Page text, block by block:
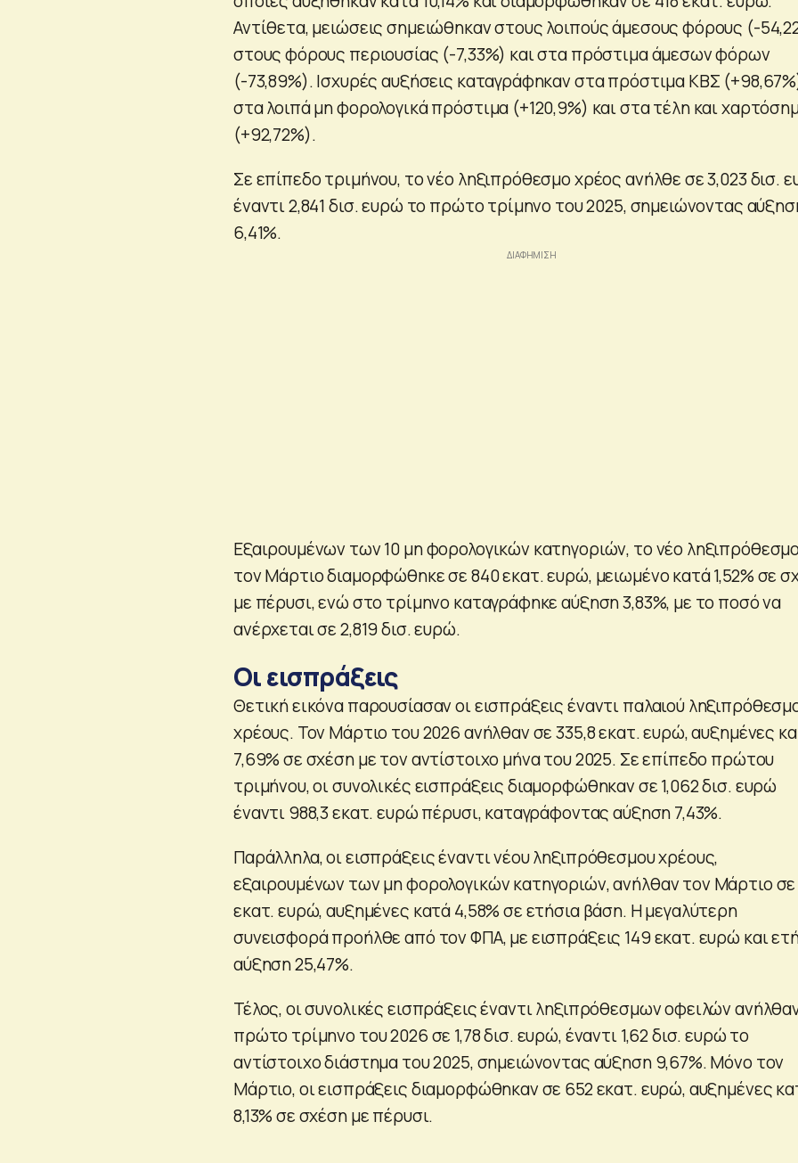
Αντίθετα, μειώσεις σημειώθηκαν στους λοιπούς άμεσους φόρους (-
στους φόρους περιουσίας (-7,33%) και στα πρόστιμα άμεσων φόρων
(-73,89%). Ισχυρές αυξήσεις καταγράφηκαν στα πρόστιμα ΚΒΣ
στα λοιπά μη φορολογικά πρόστιμα (+120,9%) και στα τέλη και
(+92,72%).
Σε επίπεδο τριμήνου, το νέο ληξιπρόθεσμο χρέος ανήλθε σε 3,023 δισ.
έναντι 2,841 δισ. ευρώ το πρώτο τρίμηνο του 2025, σημειώνοντας
6,41%.
Εξαιρουμένων των 10 μη φορολογικών κατηγοριών, το νέο
τον Μάρτιο διαμορφώθηκε σε 840 εκατ. ευρώ, μειωμένο κατά 1,52% σε
με πέρυσι, ενώ στο τρίμηνο καταγράφηκε αύξηση 3,83%, με το ποσό να
ανέρχεται σε 2,819 δισ. ευρώ.
Οι εισπράξεις
Θετική εικόνα παρουσίασαν οι εισπράξεις έναντι παλαιού
χρέους. Τον Μάρτιο του 2026 ανήλθαν σε 335,8 εκατ. ευρώ, αυξημένες
7,69% σε σχέση με τον αντίστοιχο μήνα του 2025. Σε επίπεδο πρώτου
τριμήνου, οι συνολικές εισπράξεις διαμορφώθηκαν σε 1,062 δισ. ευρώ
έναντι 988,3 εκατ. ευρώ πέρυσι, καταγράφοντας αύξηση 7,43%.
Παράλληλα, οι εισπράξεις έναντι νέου ληξιπρόθεσμου χρέους,
εξαιρουμένων των μη φορολογικών κατηγοριών, ανήλθαν τον Μάρτιο
εκατ. ευρώ, αυξημένες κατά 4,58% σε ετήσια βάση. Η μεγαλύτερη
συνεισφορά προήλθε από τον ΦΠΑ, με εισπράξεις 149 εκατ. ευρώ και
αύξηση 25,47%.
Τέλος, οι συνολικές εισπράξεις έναντι ληξιπρόθεσμων οφειλών
πρώτο τρίμηνο του 2026 σε 1,78 δισ. ευρώ, έναντι 1,62 δισ. ευρώ το
αντίστοιχο διάστημα του 2025, σημειώνοντας αύξηση 9,67%. Μόνο τον
Μάρτιο, οι εισπράξεις διαμορφώθηκαν σε 652 εκατ. ευρώ, αυξημένες
8,13% σε σχέση με πέρυσι.